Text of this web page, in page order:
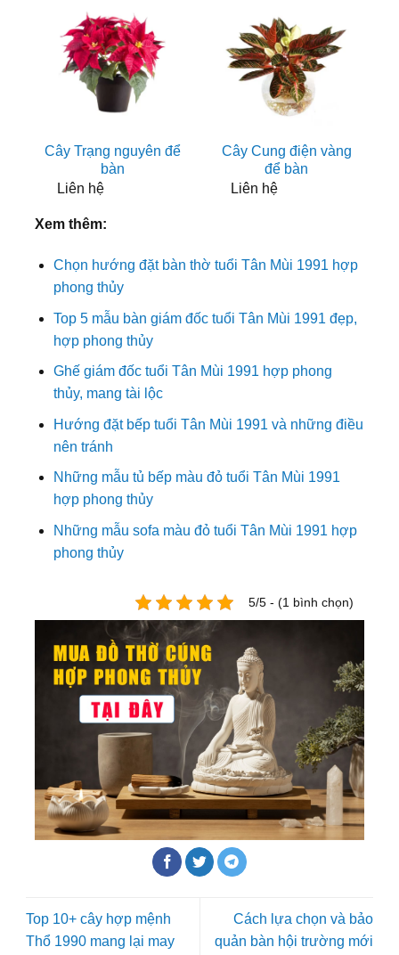
Cây Trạng nguyên để
bàn
Liên hệ
Cây Cung điện vàng
để bàn
Liên hệ
Xem thêm:
Chọn hướng đặt bàn thờ tuổi Tân Mùi 1991 hợp
phong thủy
Top 5 mẫu bàn giám đốc tuổi Tân Mùi 1991 đẹp,
hợp phong thủy
Ghế giám đốc tuổi Tân Mùi 1991 hợp phong
thủy, mang tài lộc
Hướng đặt bếp tuổi Tân Mùi 1991 và những điều
nên tránh
Những mẫu tủ bếp màu đỏ tuổi Tân Mùi 1991
hợp phong thủy
Những mẫu sofa màu đỏ tuổi Tân Mùi 1991 hợp
phong thủy
5/5 - (1 bình chọn)
Top 10+ cây hợp mệnh
Thổ 1990 mang lại may
Cách lựa chọn và bảo
quản bàn hội trường mới